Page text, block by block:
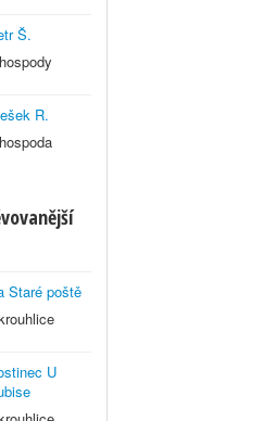
Š.
R.
Staré poště
U